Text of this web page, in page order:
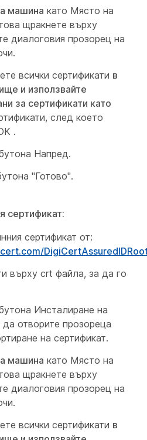
машина като Място на
щракнете върху
диалоговия прозорец на
всички сертификати в
и използвайте
за сертификати като
след което
.
Напред.
"Готово".
сертификат:
сертификат от:
върху crt файла, за да го
Инсталиране на
да отворите прозореца
на сертификат.
машина като Място на
щракнете върху
диалоговия прозорец на
всички сертификати в